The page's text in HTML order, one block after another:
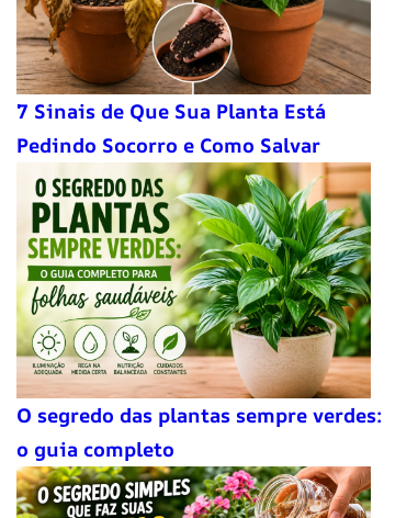
7 Sinais de Que Sua Planta Está
Pedindo Socorro e Como Salvar
O segredo das plantas sempre verdes:
o guia completo